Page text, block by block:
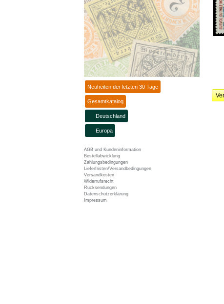
Neuheiten der letzten 30 Tage
Gesamtkatalog
Deutschland
Europa
AGB und Kundeninformation
Bestellabwicklung
Zahlungsbedingungen
Lieferfristen/Versandbedingungen
Versandkosten
Widerrufsrecht
Rücksendungen
Datenschutzerklärung
Impressum